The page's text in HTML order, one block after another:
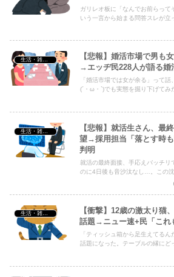
Powered by livedoor 相互RSS
ガリレオ板に「なんでお前らって
いう一言から始まる問答スレが立
【悲報】婚活市場で男も
→エッヂ民228人が語る婚
「婚活市場では女が余る」って
(´・ω・`)でも実態を掘り下げてみ
【悲報】就活生さん、最
望→採用担当「落とす時
判明
就活の最終面接、手応えバッチリ
のに4日後も音沙汰なし…。この
生活・雑談・恋愛
【衝撃】12歳の激太り猫
話題→ニュー速+民「これ
「ティッシュ箱から足生えてる
話題になった。テーブルの縁にど